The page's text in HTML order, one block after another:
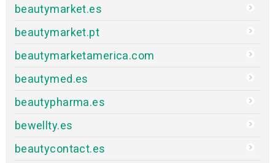
beautymarket.es
beautymarket.pt
beautymarketamerica.com
beautymed.es
beautypharma.es
bewellty.es
beautycontact.es